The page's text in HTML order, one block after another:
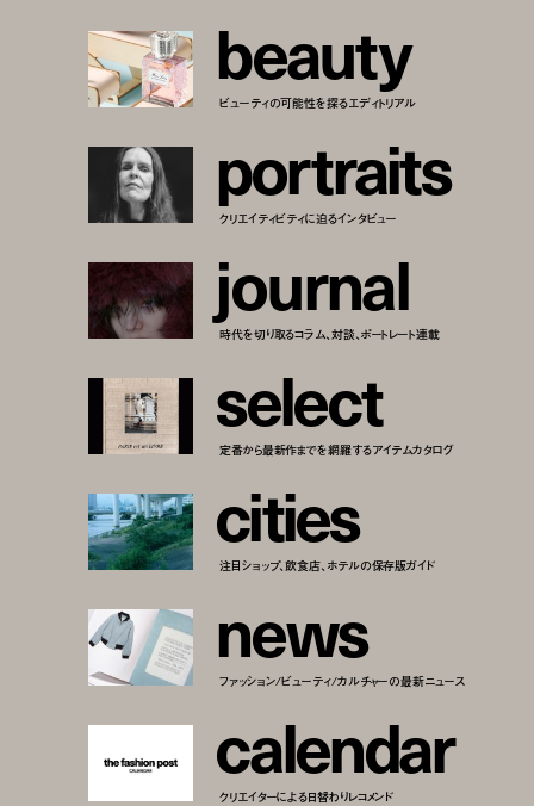
beauty
ビューティの可能性を探るエディトリアル
portraits
クリエイティビティに迫るインタビュー
journal
時代を切り取るコラム、対談、ポートレート連載
select
定番から最新作までを網羅するアイテムカタログ
cities
注目ショップ、飲食店、ホテルの保存版ガイド
news
ファッション/ビューティ/カルチャーの最新ニュース
calendar
クリエイターによる日替わりレコメンド